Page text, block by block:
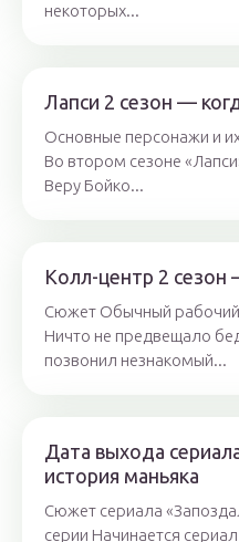
некоторых...
Лапси 2 сезон —
Основные персонажи и
Во втором сезоне
Веру Бойко...
Колл-центр 2 сезон
Сюжет Обычный рабочий
Ничто не предвещало
позвонил незнакомый...
Дата выхода
история маньяка
Сюжет сериала
серии Начинается